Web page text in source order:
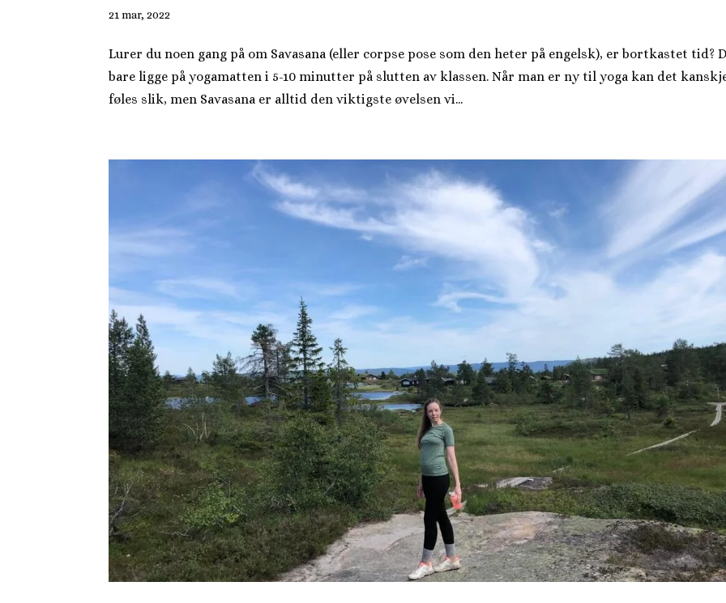
21 mar, 2022
Lurer du noen gang på om Savasana (eller corpse pose som den heter på engelsk), er bortkastet tid?
bare ligge på yogamatten i 5-10 minutter på slutten av klassen. Når man er ny til yoga kan det
føles slik, men Savasana er alltid den viktigste øvelsen vi...